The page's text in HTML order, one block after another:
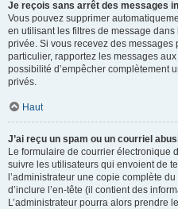
Je reçois sans arrêt des messages
Vous pouvez supprimer
en utilisant les filtres de message
privée. Si vous recevez des messages
particulier, rapportez les messages
possibilité d’empêcher complètement
privés.
Haut
J’ai reçu un spam ou un courriel
Le formulaire de courrier électronique
suivre les utilisateurs qui envoient de
l’administrateur une copie complète
d’inclure l’en-tête (il contient des
L’administrateur pourra alors prendre